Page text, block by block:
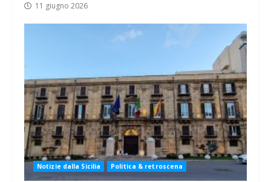
11 giugno 2026
Notizie dalla Sicilia Politica & retroscena